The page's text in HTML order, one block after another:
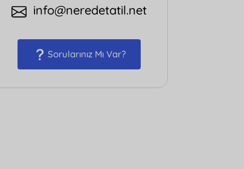
info@neredetatil.net
Sorularınız Mı Var?